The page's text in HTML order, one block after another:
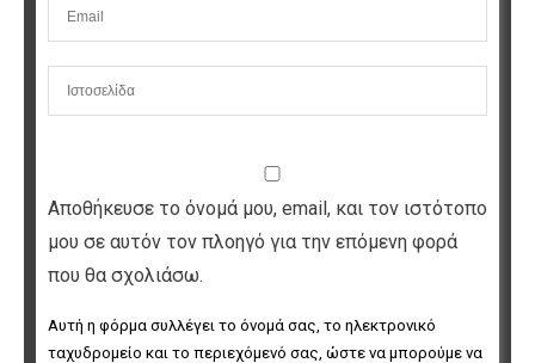
Αποθήκευσε το όνομά μου, email, και τον ιστότοπο
μου σε αυτόν τον πλοηγό για την επόμενη φορά
που θα σχολιάσω.
Αυτή η φόρμα συλλέγει το όνομά σας, το ηλεκτρονικό
ταχυδρομείο και το περιεχόμενό σας, ώστε να μπορούμε να